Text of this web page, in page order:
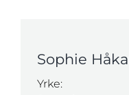
Sophie
Yrke: